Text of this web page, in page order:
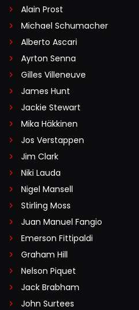
Alain Prost
Michael Schumacher
Alberto Ascari
Ayrton Senna
Gilles Villeneuve
James Hunt
Jackie Stewart
Mika Häkkinen
Jos Verstappen
Jim Clark
Niki Lauda
Nigel Mansell
Stirling Moss
Juan Manuel Fangio
Emerson Fittipaldi
Graham Hill
Nelson Piquet
Jack Brabham
John Surtees